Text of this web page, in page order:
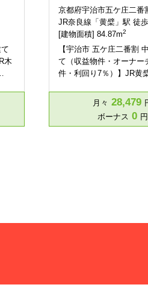
木
京都府宇治市五ケ庄二番
JR奈良線「黄檗」駅 徒
[建物面積] 84.87m2
【宇治市 五ケ庄二番割
て（収益物件・オーナー
件・利回り7％）】JR黄
月々 28,479
ボーナス 0 円